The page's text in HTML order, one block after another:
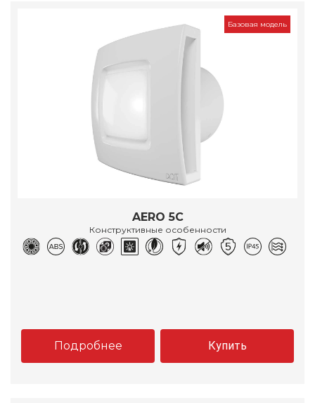
Базовая модель
AERO 5C
Конструктивные особенности
Подробнее Купить